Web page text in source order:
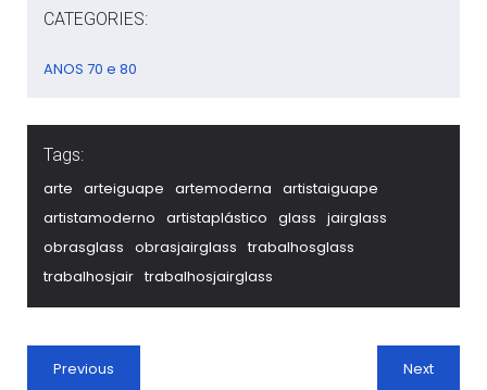
CATEGORIES:
ANOS 70 e 80
Tags:
arte arteiguape artemoderna artistaiguape
artistamoderno artistaplástico glass jairglass
obrasglass obrasjairglass trabalhosglass
trabalhosjair trabalhosjairglass
Previous Next